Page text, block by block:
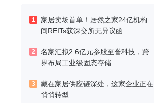
1
家居卖场首单！居然之家24亿机构
间REITs获深交所无异议函
2
名家汇拟2.6亿元参股至誉科技，跨
界布局工业级固态存储
3
藏在家居供应链深处，这家企业正在
悄悄转型